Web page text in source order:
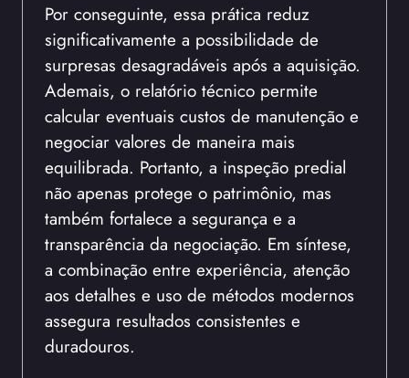
Por conseguinte, essa prática reduz
significativamente a possibilidade de
surpresas desagradáveis após a aquisição.
Ademais, o relatório técnico permite
calcular eventuais custos de manutenção e
negociar valores de maneira mais
equilibrada. Portanto, a inspeção predial
não apenas protege o patrimônio, mas
também fortalece a segurança e a
transparência da negociação. Em síntese,
a combinação entre experiência, atenção
aos detalhes e uso de métodos modernos
assegura resultados consistentes e
duradouros.